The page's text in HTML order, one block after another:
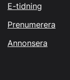
E-tidning
Prenumerera
Annonsera